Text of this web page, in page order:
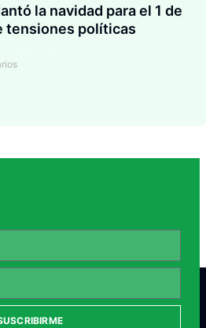
la navidad para el 1 de
tensiones políticas